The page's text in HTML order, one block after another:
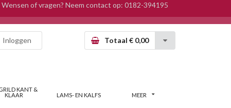
Wensen of vragen? Neem contact op: 0182-394195
Inloggen Totaal € 0,00
KANT &
KLAAR
LAMS- EN KALFS MEER